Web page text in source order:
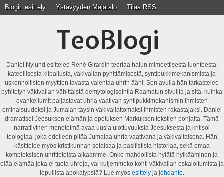
Blogin esittely Ystävyyden Majatalo Tilaa RSS
TeoBlogi
Daniel Nylund esittelee René Girardin teoriaa halun mimeettisestä luonteesta,
kateellisesta kilpailusta, väkivallan pyhittämisestä, syntipukkimekanismista ja
uskonnollisten myyttien tavasta vaientaa uhrin ääni. Sen avulla hän tarkastelee
pyhitetyn väkivallan vähittäistä demytologisointia Raamatun sivuilla ja sitä, kuinka
evankeliumit paljastavat uhria vaativan syntipukkimekanismin ihmisten
ominaisuudeksi ja Jumalan täysin väkivallattomaksi ihmisten rakastajaksi. Daniel
dramatisoi Jeesuksen elämän ja opetuksen Markuksen tekstien pohjalta. Tämä
narratiivinen menetelmä avaa uusia ulottuvuuksia Jeesuksesta ja kritisoi
teologiaa, joka edelleen pitää Jumalaa uhria vaativana ja väkivaltaisena. Hän
käsittelee myös kristikunnan sotaisaa ja pasifistista historiaa, sekä omaa
kompleksisen uhritietoista aikaamme. Onko mahdollista hylätä hylkääminen ja
elää elämää joka ei tuota uhreja, vai kuljemmeko kohti väkivallan eskaloitumista ja
lopullista apokalypsiä? Lue myös esittelyja johdanto.